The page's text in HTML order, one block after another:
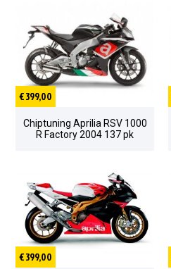
€ 399,00
Chiptuning Aprilia RSV 1000
R Factory 2004 137 pk
€ 399,00